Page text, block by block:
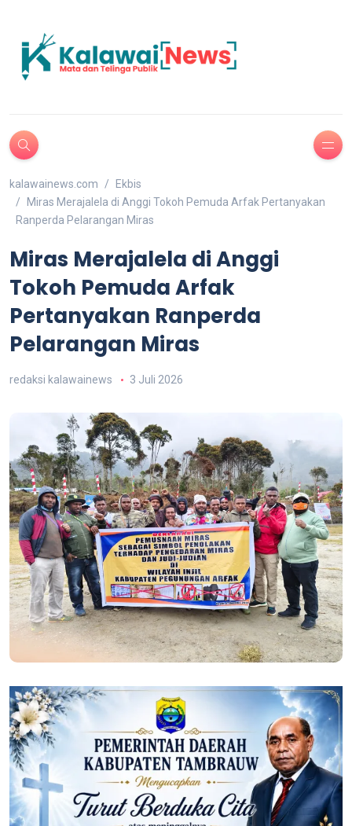
kalawainews.com
Ekbis
Miras Merajalela di Anggi Tokoh Pemuda Arfak Pertanyakan
Ranperda Pelarangan Miras
Miras Merajalela di Anggi
Tokoh Pemuda Arfak
Pertanyakan Ranperda
Pelarangan Miras
redaksi kalawainews 3 Juli 2026